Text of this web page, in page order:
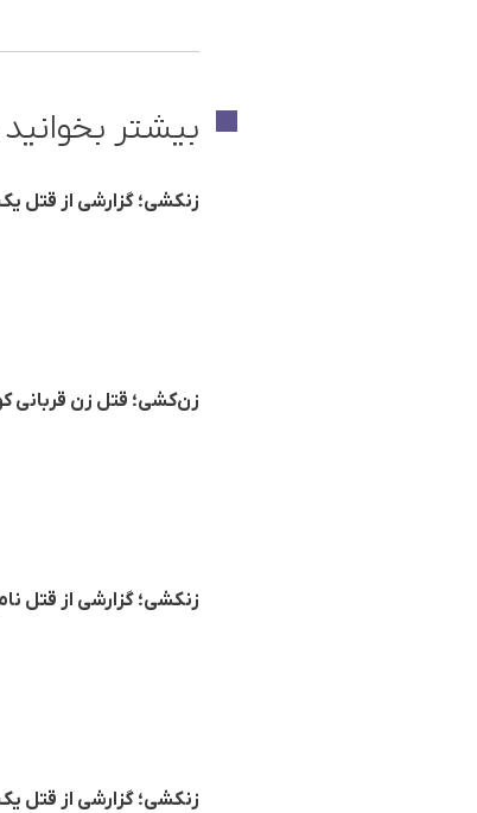
بیشتر
زنکشی؛ گزارشی از قتل
زن‌کشی؛ قتل زن
زنکشی؛ گزارشی از قتل
زنکشی؛ گزارشی از قتل